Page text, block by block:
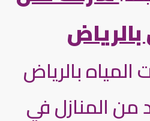
بالرياض
من المنازل في